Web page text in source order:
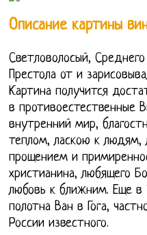
Описание картины
Светловолосый,
Престола от и
Картина получится
в противоестественные
внутренний мир,
теплом, ласкою к людям,
прощением и
христианина, любящего
любовь к ближним. Еще в
полотна Ван в Гога,
России известного.